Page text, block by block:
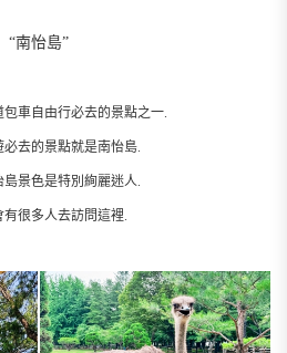
“南怡島”
車自由行必去的景點之一.
去的景點就是南怡島.
景色是特別絢麗迷人.
很多人去訪問這裡.